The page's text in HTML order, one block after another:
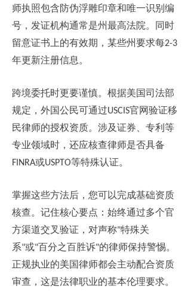
师执照包含防伪浮雕印章和唯一识别编
号，发证机构通常是州最高法院。同时
留意证书上的有效期，某些州要求每2-3
年更新注册信息。
跨境委托时更要谨慎。根据美国司法部
规定，外国公民可通过USCIS官网验证移
民律师的授权资质。涉及证券、专利等
专业领域时，还应核查律师是否具备
FINRA或USPTO等特殊认证。
掌握这些方法后，您可以完成基础资质
核查。记住核心要点：始终通过多个官
方渠道交叉验证，对声称"特殊关
系"或"百分之百胜诉"的律师保持警惕。
正规执业的美国律师都会主动配合资质
审查，这是法律职业的基本伦理要求。